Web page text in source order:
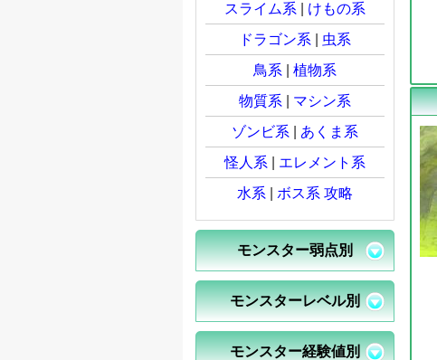
スライム系
けもの系
ドラゴン系
虫系
鳥系
植物系
物質系
マシン系
ゾンビ系
あくま系
怪人系
エレメント系
水系
ボス系 攻略
モンスター弱点別
モンスターレベル別
モンスター経験値別